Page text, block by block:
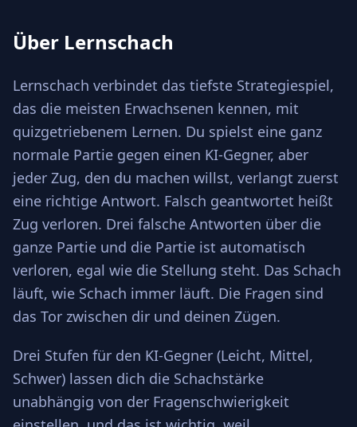
Über Lernschach
Lernschach verbindet das tiefste Strategiespiel,
das die meisten Erwachsenen kennen, mit
quizgetriebenem Lernen. Du spielst eine ganz
normale Partie gegen einen KI-Gegner, aber
jeder Zug, den du machen willst, verlangt zuerst
eine richtige Antwort. Falsch geantwortet heißt
Zug verloren. Drei falsche Antworten über die
ganze Partie und die Partie ist automatisch
verloren, egal wie die Stellung steht. Das Schach
läuft, wie Schach immer läuft. Die Fragen sind
das Tor zwischen dir und deinen Zügen.
Drei Stufen für den KI-Gegner (Leicht, Mittel,
Schwer) lassen dich die Schachstärke
unabhängig von der Fragenschwierigkeit